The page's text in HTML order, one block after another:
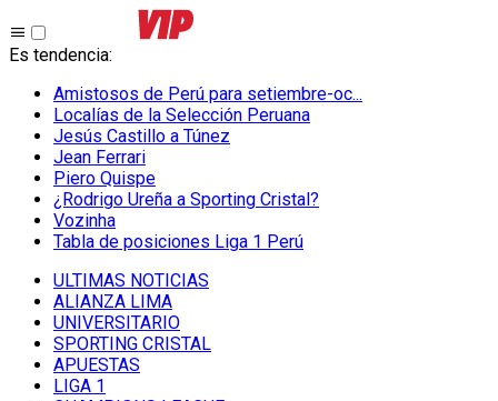
Es tendencia:
Amistosos de Perú para setiembre-oc...
Localías de la Selección Peruana
Jesús Castillo a Túnez
Jean Ferrari
Piero Quispe
¿Rodrigo Ureña a Sporting Cristal?
Vozinha
Tabla de posiciones Liga 1 Perú
ULTIMAS NOTICIAS
ALIANZA LIMA
UNIVERSITARIO
SPORTING CRISTAL
APUESTAS
LIGA 1